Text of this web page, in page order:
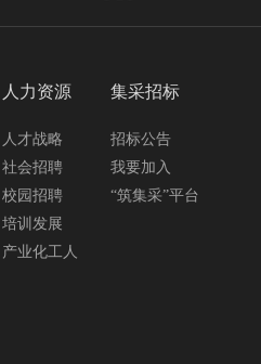
人力资源
人才战略
社会招聘
校园招聘
培训发展
产业化工人
集采招标
招标公告
我要加入
“筑集采”平台